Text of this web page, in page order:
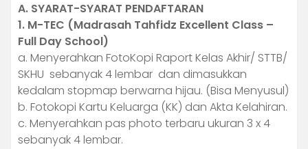
A. SYARAT-SYARAT PENDAFTARAN
1. M-TEC (Madrasah Tahfidz Excellent Class –
Full Day School)
a. Menyerahkan FotoKopi Raport Kelas Akhir/ STTB/
SKHU sebanyak 4 lembar dan dimasukkan
kedalam stopmap berwarna hijau. (Bisa Menyusul)
b. Fotokopi Kartu Keluarga (KK) dan Akta Kelahiran.
c. Menyerahkan pas photo terbaru ukuran 3 x 4
sebanyak 4 lembar.